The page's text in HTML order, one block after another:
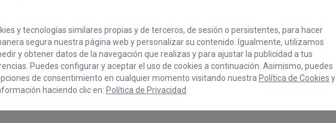
y tecnologías similares propias y de terceros, de sesión o persistentes, para hacer
segura nuestra página web y personalizar su contenido. Igualmente, utilizamos
y obtener datos de la navegación que realizas y para ajustar la publicidad a tus
Puedes configurar y aceptar el uso de cookies a continuación. Asimismo, puedes
de consentimiento en cualquier momento visitando nuestra Política de Cookies y
haciendo clic en: Política de Privacidad